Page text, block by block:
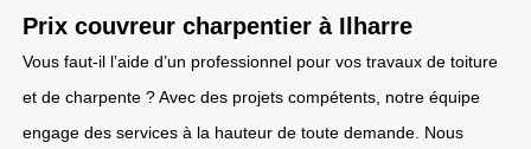
Prix couvreur charpentier à Ilharre
Vous faut-il l’aide d’un professionnel pour vos travaux de toiture
et de charpente ? Avec des projets compétents, notre équipe
engage des services à la hauteur de toute demande. Nous